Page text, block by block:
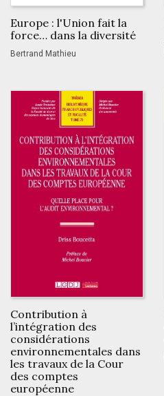
Europe : l'Union fait la
force… dans la diversité
Bertrand Mathieu
Contribution à
l’intégration des
considérations
environnementales dans
les travaux de la Cour
des comptes
européenne